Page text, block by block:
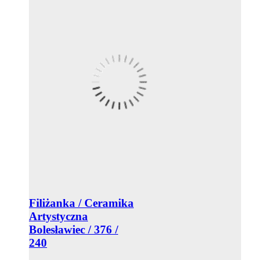
Filiżanka / Ceramika
Artystyczna
Bolesławiec / 376 /
240